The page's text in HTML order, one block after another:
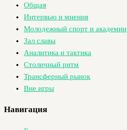
Общая
Интервью и мнения
Молодежный спорт и академии
Зал славы
Аналитика и тактика
Столичный ритм
Трансферный рынок
Вне игры
Навигация